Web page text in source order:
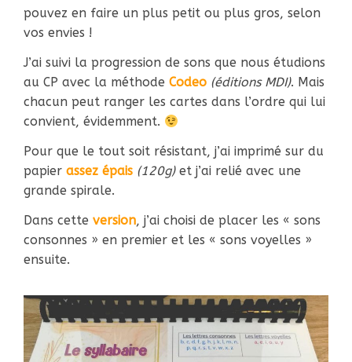
pouvez en faire un plus petit ou plus gros, selon
vos envies !
J’ai suivi la progression de sons que nous étudions
au CP avec la méthode Codeo (éditions MDI). Mais
chacun peut ranger les cartes dans l’ordre qui lui
convient, évidemment.
Pour que le tout soit résistant, j’ai imprimé sur du
papier assez épais (120g)et j’ai relié avec une
grande spirale.
Dans cette version, j’ai choisi de placer les « sons
consonnes » en premier et les « sons voyelles »
ensuite.